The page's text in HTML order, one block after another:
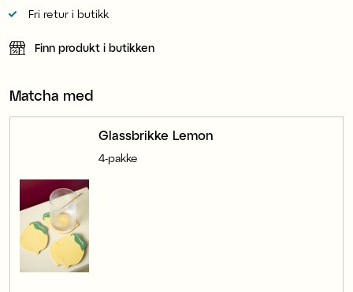
Fri retur i butikk
Finn produkt i butikken
Matcha med
Glassbrikke Lemon
4-pakke